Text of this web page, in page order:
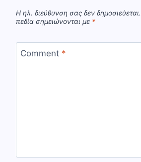
Η ηλ. διεύθυνση σας δεν δημοσιεύεται.
πεδία σημειώνονται με *
Comment *